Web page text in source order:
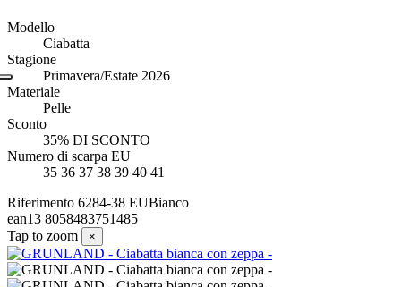
Modello
Ciabatta
Stagione
Primavera/Estate 2026
Materiale
Pelle
Sconto
35% DI SCONTO
Numero di scarpa EU
35 36 37 38 39 40 41
Riferimento 6284-38 EUBianco
ean13 8058483751485
Tap to zoom
×